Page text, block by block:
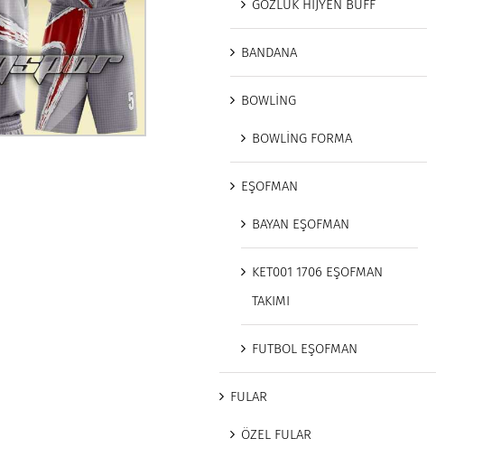
GÖZLÜK HİJYEN BUFF
BANDANA
BOWLİNG
BOWLİNG FORMA
EŞOFMAN
BAYAN EŞOFMAN
KET001 1706 EŞOFMAN
TAKIMI
FUTBOL EŞOFMAN
FULAR
ÖZEL FULAR